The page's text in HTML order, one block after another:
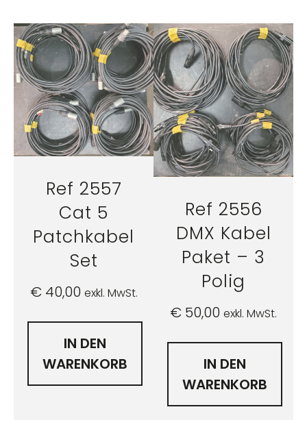
Ref 2557
Cat 5
Patchkabel
Set
€40,00 exkl. MwSt.
IN DEN
WARENKORB
Ref 2556
DMX Kabel
Paket – 3
Polig
€ 50,00 exkl. MwSt.
IN DEN
WARENKORB